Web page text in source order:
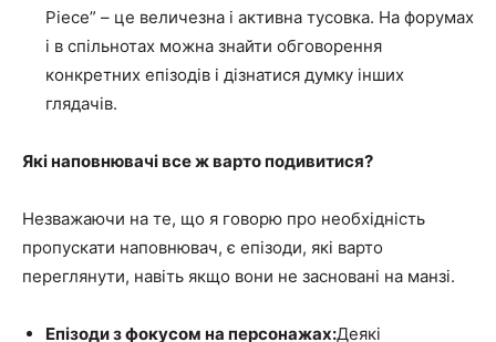
Piece” – це величезна і активна тусовка. На форумах
і в спільнотах можна знайти обговорення
конкретних епізодів і дізнатися думку інших
глядачів.
Які наповнювачі все ж варто подивитися?
Незважаючи на те, що я говорю про необхідність
пропускати наповнювач, є епізоди, які варто
переглянути, навіть якщо вони не засновані на манзі.
Епізоди з фокусом на персонажах:Деякі